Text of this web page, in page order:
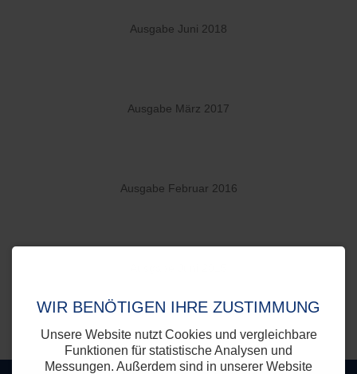
Ausgabe Juni 2018
Ausgabe März 2017
Ausgabe Februar 2016
WIR BENÖTIGEN IHRE ZUSTIMMUNG
Unsere Website nutzt Cookies und vergleichbare
Funktionen für statistische Analysen und
Messungen. Außerdem sind in unserer Website